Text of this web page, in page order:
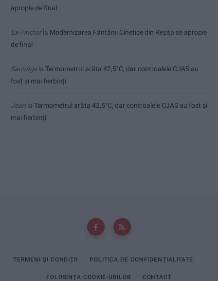
apropie de final
Ex-Tinctorla Modernizarea Fântânii Cinetice din Reșița se apropie
de final
Sauvagela Termometrul arăta 42,5°C, dar controalele CJAS au
fost și mai fierbinți
Jean la Termometrul arăta 42,5°C, dar controalele CJAS au fost și
mai fierbinți
TERMENI ȘI CONDIȚII POLITICA DE CONFIDENȚIALITATE
FOLOSINȚA COOKIE-URILOR CONTACT